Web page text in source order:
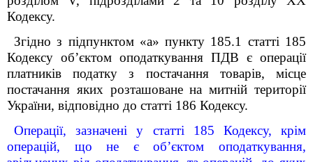
Кодексу.
Згідно з підпунктом «а» пункту 185.1 статті 185
Кодексу об’єктом оподаткування ПДВ є операції
платників податку з постачання товарів, місце
постачання яких розташоване на митній території
України, відповідно до статті 186 Кодексу.
Операції, зазначені у статті 185 Кодексу, крім
операцій, що не є об’єктом оподаткування,